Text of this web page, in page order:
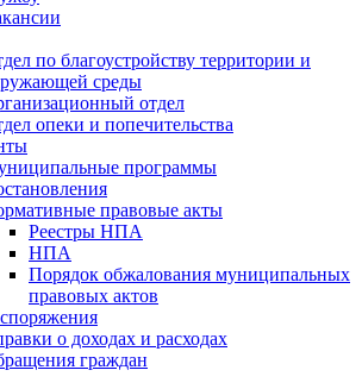
по благоустройству территории и
среды
отдел
опеки и попечительства
программы
правовые акты
Реестры НПА
НПА
Порядок обжалования муниципальных
правовых актов
о доходах и расходах
граждан